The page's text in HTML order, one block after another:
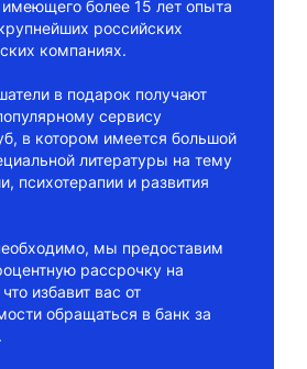
имеющего более 15 лет опыта
российских
компаниях.
в подарок получают
сервису
в котором имеется большой
литературы на тему
психотерапии и развития
мы предоставим
рассрочку на
избавит вас от
обращаться в банк за